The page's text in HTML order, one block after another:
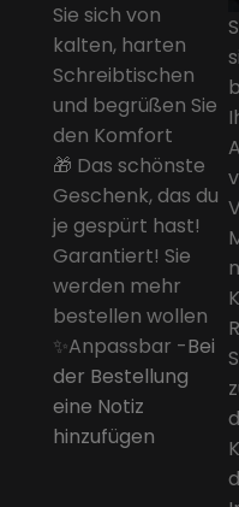
Sie sich von
kalten, harten
Schreibtischen
und begrüßen Sie
den Komfort
🎁 Das schönste
Geschenk, das du
je gespürt hast!
Garantiert! Sie
werden mehr
bestellen wollen
✨Anpassbar -Bei
der Bestellung
eine Notiz
hinzufügen